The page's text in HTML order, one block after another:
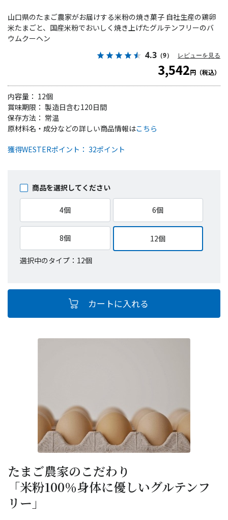
山口県のたまご農家がお届けする米粉の焼き菓子 自社生産の鶏卵
米たまごと、国産米粉でおいしく焼き上げたグルテンフリーのバ
ウムクーヘン
4.3 （9） レビューを見る
3,542円（税込）
内容量： 12個
賞味期限： 製造日含む120日間
保存方法： 常温
獲得WESTERポイント： 32ポイント
商品を選択してください
4個 6個
8個 12個
選択中のタイプ：12個
原材料名・成分などの詳しい商品情報はこちら
たまご農家のこだわり
「米粉100％身体に優しいグルテンフ
リー」